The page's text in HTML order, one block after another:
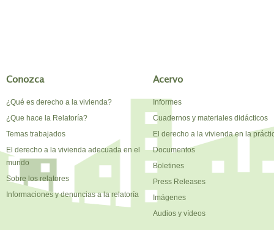
Conozca
¿Qué es derecho a la vivienda?
¿Que hace la Relatoría?
Temas trabajados
El derecho a la vivienda adecuada en el
mundo
Sobre los relatores
Informaciones y denuncias a la relatoría
Acervo
Informes
Cuadernos y materiales didácticos
El derecho a la vivienda en la
Documentos
Boletines
Press Releases
Imágenes
Audios y vídeos